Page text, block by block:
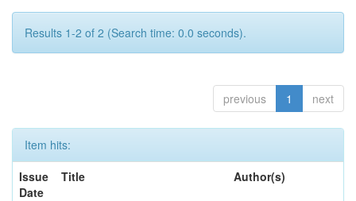
Results 1-2 of 2 (Search time: 0.0 seconds).
previous 1 next
Item hits:
Issue
Date
Title Author(s)